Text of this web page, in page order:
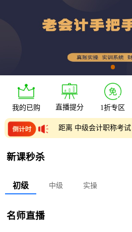
我的已购 直播提分 1折专区
距离 中级会计职称考
新课秒杀
初级 中级 实操
名师直播